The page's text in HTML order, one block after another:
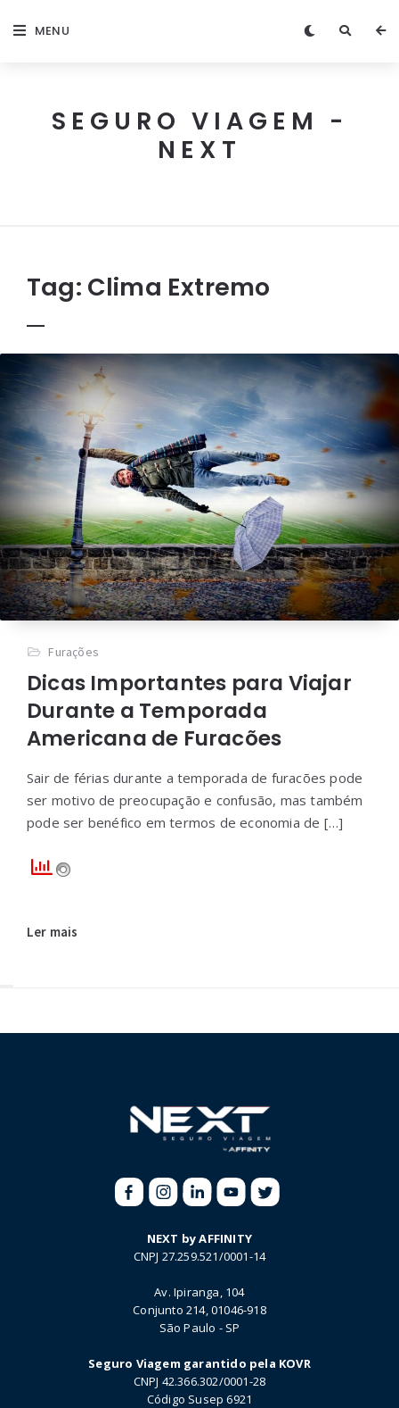
MENU
SEGURO VIAGEM -
NEXT
Tag: Clima Extremo
Furações
Dicas Importantes para Viajar
Durante a Temporada
Americana de Furacões
Sair de férias durante a temporada de furacões pode
ser motivo de preocupação e confusão, mas também
pode ser benéfico em termos de economia de […]
Ler mais
NEXT by AFFINITY
CNPJ 27.259.521/0001-14
Av. Ipiranga, 104
Conjunto 214, 01046-918
São Paulo - SP
Seguro Viagem garantido pela KOVR
CNPJ 42.366.302/0001-28
Código Susep 6921